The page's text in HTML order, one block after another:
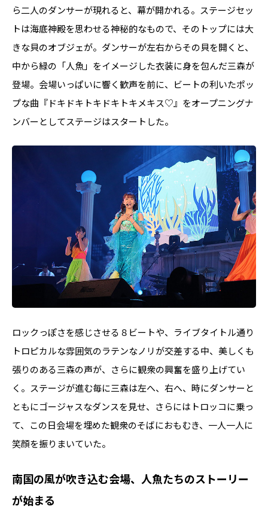
ら二人のダンサーが現れると、幕が開かれる。ステージセッ
トは海底神殿を思わせる神秘的なもので、そのトップには大
きな貝のオブジェが。ダンサーが左右からその貝を開くと、
中から緑の「人魚」をイメージした衣装に身を包んだ三森が
登場。会場いっぱいに響く歓声を前に、ビートの利いたポッ
プな曲『ドキドキトキドキトキメキス♡』をオープニングナ
ンバーとしてステージはスタートした。
ロックっぽさを感じさせる８ビートや、ライブタイトル通り
トロピカルな雰囲気のラテンなノリが交差する中、美しくも
張りのある三森の声が、さらに観衆の興奮を盛り上げてい
く。ステージが進む毎に三森は左へ、右へ、時にダンサーと
ともにゴージャスなダンスを見せ、さらにはトロッコに乗っ
て、この日会場を埋めた観衆のそばにおもむき、一人一人に
笑顔を振りまいていた。
南国の風が吹き込む会場、人魚たちのストーリー
が始まる